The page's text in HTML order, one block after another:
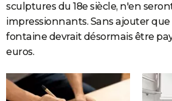
sculptures du 18e siècle, n'en
impressionnants. Sans ajouter que
fontaine devrait désormais être
euros.